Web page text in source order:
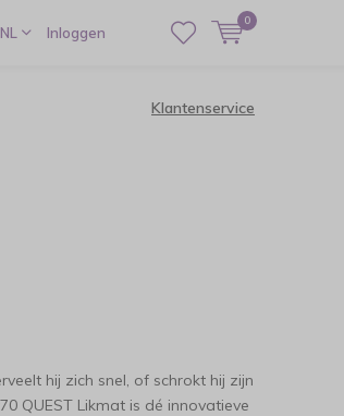
NL Inloggen
0
Klantenservice
hij zich snel, of schrokt hij zijn
QUEST Likmat is dé innovatieve